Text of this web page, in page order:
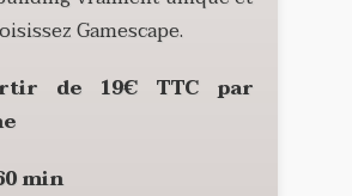
Gamescape.
de 19€ TTC par
min